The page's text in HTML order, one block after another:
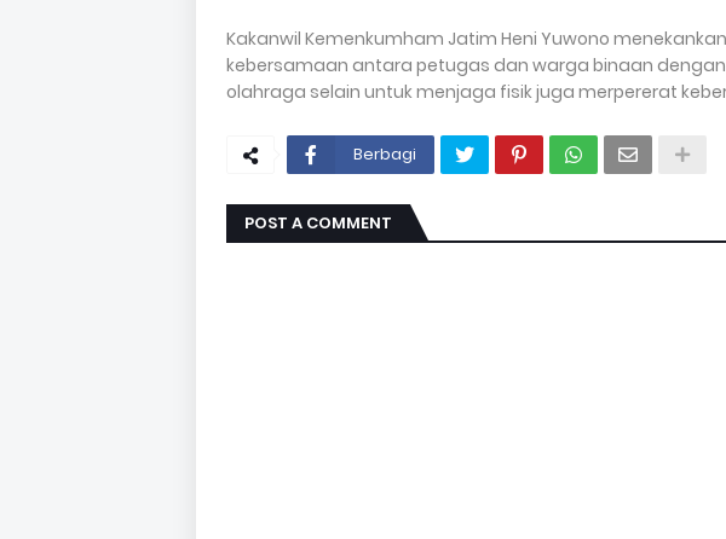
Kakanwil Kemenkumham Jatim Heni Yuwono
kebersamaan antara petugas dan warga binaan
olahraga selain untuk menjaga fisik juga merpererat
Berbagi
POST A COMMENT